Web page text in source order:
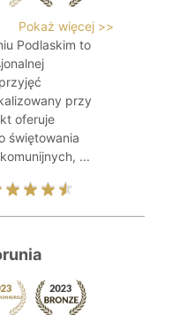
Pokaż więcej >>
Podlaskim to
przy
oferuje
świętowania
...